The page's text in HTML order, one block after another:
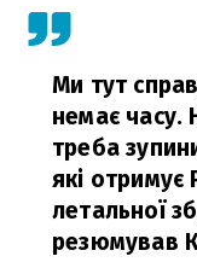
Ми тут
немає часу.
треба
які отримує
летальної
резюмував